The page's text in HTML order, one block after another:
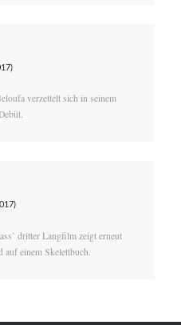
verzettelt sich in seinem
dritter Langfilm zeigt erneut
auf einem Skelettbuch.